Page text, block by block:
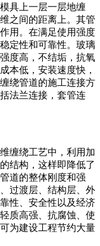
具上一层一层地缠
之间的距离上。其管
用。在满足使用强度
定性和可靠性。玻璃
度高，不结垢，抗氧
本低，安装速度快，
绕管道的施工连接方
法兰连接，套管连
缠绕工艺中，利用加
结构，这样即降低了
道的整体刚度和强
过渡层、结构层、外
性、安全性以及经济
质高强、抗腐蚀、使
为建设工程节约大量